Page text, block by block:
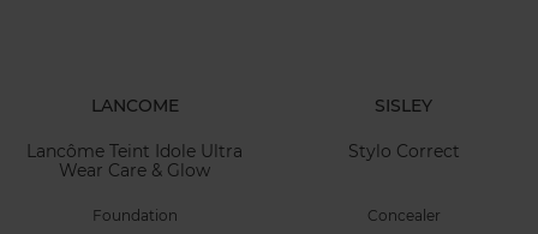
LANCOME
Lancôme Teint Idole Ultra
Wear Care & Glow
Foundation
SISLEY
Stylo Correct
Concealer